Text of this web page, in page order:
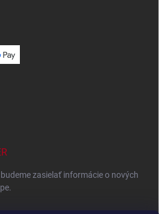
zasielať informácie o nových